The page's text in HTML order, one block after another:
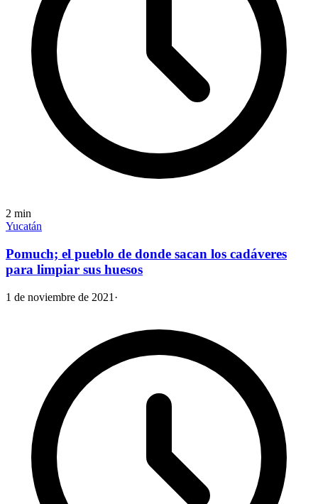
2 min
Yucatán
Pomuch; el pueblo de donde sacan los cadáveres
para limpiar sus huesos
1 de noviembre de 2021 ·